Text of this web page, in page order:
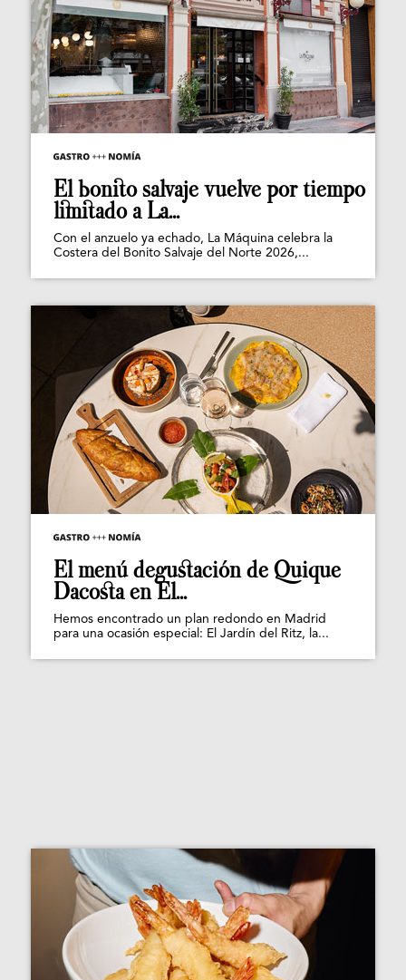
El bonito salvaje vuelve por tiempo
limitado a La...
Con el anzuelo ya echado, La Máquina celebra la
Costera del Bonito Salvaje del Norte 2026,...
El menú degustación de Quique
Dacosta en El...
Hemos encontrado un plan redondo en Madrid
para una ocasión especial: El Jardín del Ritz, la...